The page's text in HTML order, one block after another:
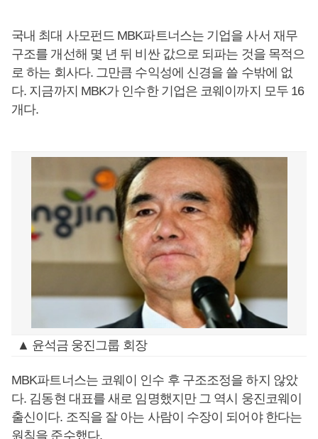
국내 최대 사모펀드 MBK파트너스는 기업을 사서 재무
구조를 개선해 몇 년 뒤 비싼 값으로 되파는 것을 목적으
로 하는 회사다. 그만큼 수익성에 신경을 쓸 수밖에 없
다. 지금까지 MBK가 인수한 기업은 코웨이까지 모두 16
개다.
▲ 윤석금 웅진그룹 회장
MBK파트너스는 코웨이 인수 후 구조조정을 하지 않았
다. 김동현 대표를 새로 임명했지만 그 역시 웅진코웨이
출신이다. 조직을 잘 아는 사람이 수장이 되어야 한다는
원칙을 준수했다.